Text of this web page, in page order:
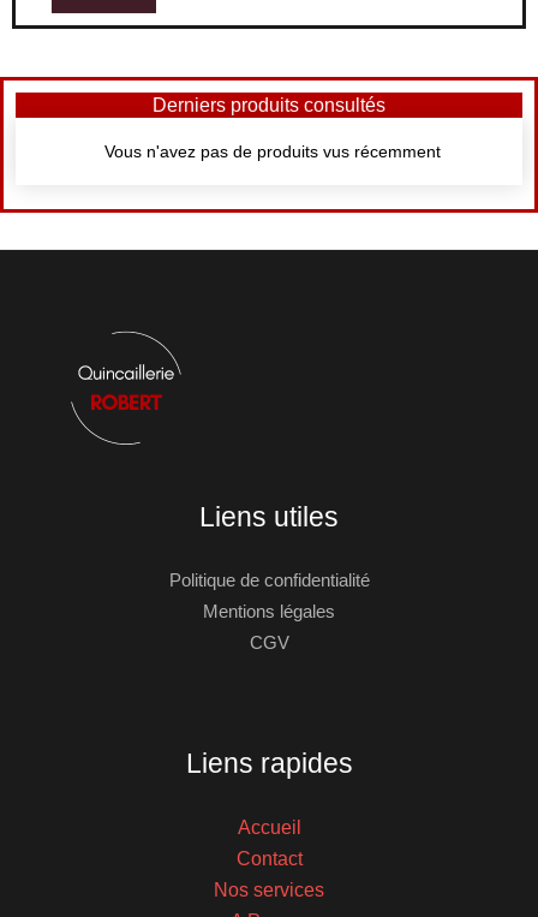
Derniers produits consultés
Vous n'avez pas de produits vus récemment
Liens utiles
Politique de confidentialité
Mentions légales
CGV
Liens rapides
Accueil
Contact
Nos services